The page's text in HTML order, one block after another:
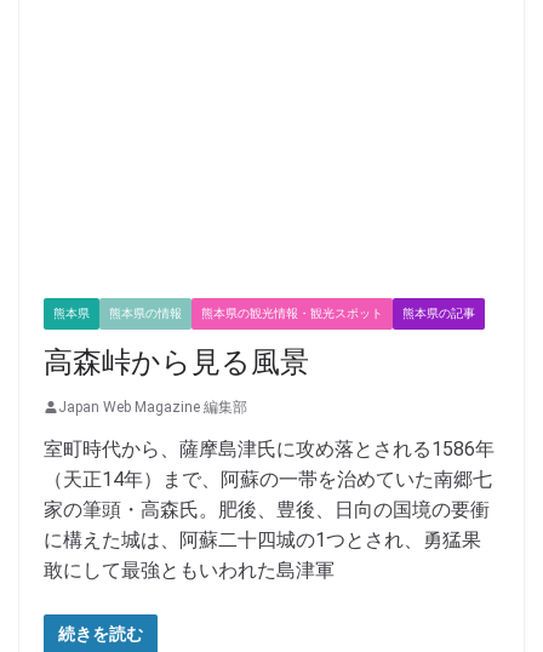
熊本県 熊本県の情報 熊本県の観光情報・観光スポット 熊本県の記事
高森峠から見る風景
Japan Web Magazine 編集部
室町時代から、薩摩島津氏に攻め落とされる1586年
（天正14年）まで、阿蘇の一帯を治めていた南郷七
家の筆頭・高森氏。肥後、豊後、日向の国境の要衝
に構えた城は、阿蘇二十四城の1つとされ、勇猛果
敢にして最強ともいわれた島津軍
続きを読む